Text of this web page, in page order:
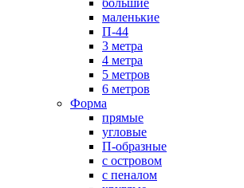
большие
маленькие
П-44
3 метра
4 метра
5 метров
6 метров
Форма
прямые
угловые
П-образные
с островом
с пеналом